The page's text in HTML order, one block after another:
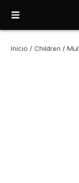
Início / Children /